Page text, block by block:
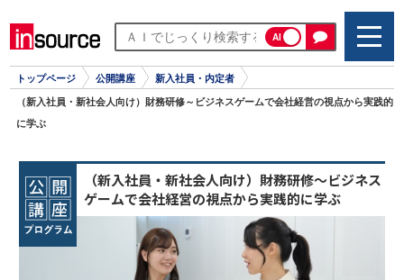
AI
トップページ 公開講座 新入社員・内定者
（新入社員・新社会人向け）財務研修～ビジネスゲームで会社経営の視点から実践的
に学ぶ
（新入社員・新社会人向け）財務研修～ビジネス
ゲームで会社経営の視点から実践的に学ぶ